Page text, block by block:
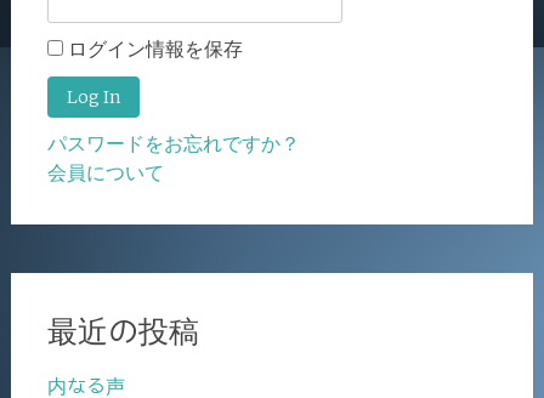
ログイン情報を保存
パスワードをお忘れですか？
会員について
最近の投稿
内なる声